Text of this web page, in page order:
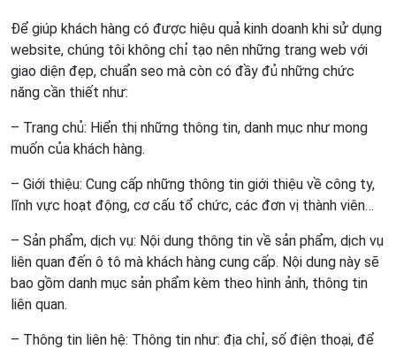
Để giúp khách hàng có được hiệu quả kinh doanh khi sử dụng
website, chúng tôi không chỉ tạo nên những trang web với
giao diện đẹp, chuẩn seo mà còn có đầy đủ những chức
năng cần thiết như:
– Trang chủ: Hiển thị những thông tin, danh mục như mong
muốn của khách hàng.
– Giới thiệu: Cung cấp những thông tin giới thiệu về công ty,
lĩnh vực hoạt động, cơ cấu tổ chức, các đơn vị thành viên…
– Sản phẩm, dịch vụ: Nội dung thông tin về sản phẩm, dịch vụ
liên quan đến ô tô mà khách hàng cung cấp. Nội dung này sẽ
bao gồm danh mục sản phẩm kèm theo hình ảnh, thông tin
liên quan.
– Thông tin liên hệ: Thông tin như: địa chỉ, số điện thoại, để